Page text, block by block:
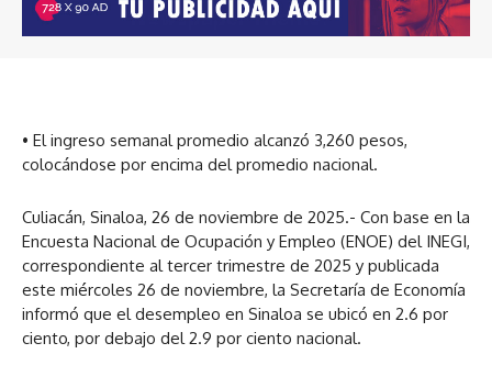
• El ingreso semanal promedio alcanzó 3,260 pesos,
colocándose por encima del promedio nacional.
Culiacán, Sinaloa, 26 de noviembre de 2025.- Con base en la
Encuesta Nacional de Ocupación y Empleo (ENOE) del INEGI,
correspondiente al tercer trimestre de 2025 y publicada
este miércoles 26 de noviembre, la Secretaría de Economía
informó que el desempleo en Sinaloa se ubicó en 2.6 por
ciento, por debajo del 2.9 por ciento nacional.